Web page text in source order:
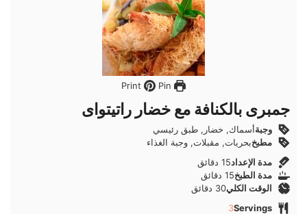
Pin
جمبرى بالكنافة مع خضار راتيتواى
وجبةأسماك, خضار, طبق رئيسي
مطبخبحريات, مقبلات, وجبة الغذاء
مدة الإعداد15دقائق
دقائق
مدة الطبخ15دقائق
دقائق
الوقت الكلي30 دقائق
دقائق
Servings
3